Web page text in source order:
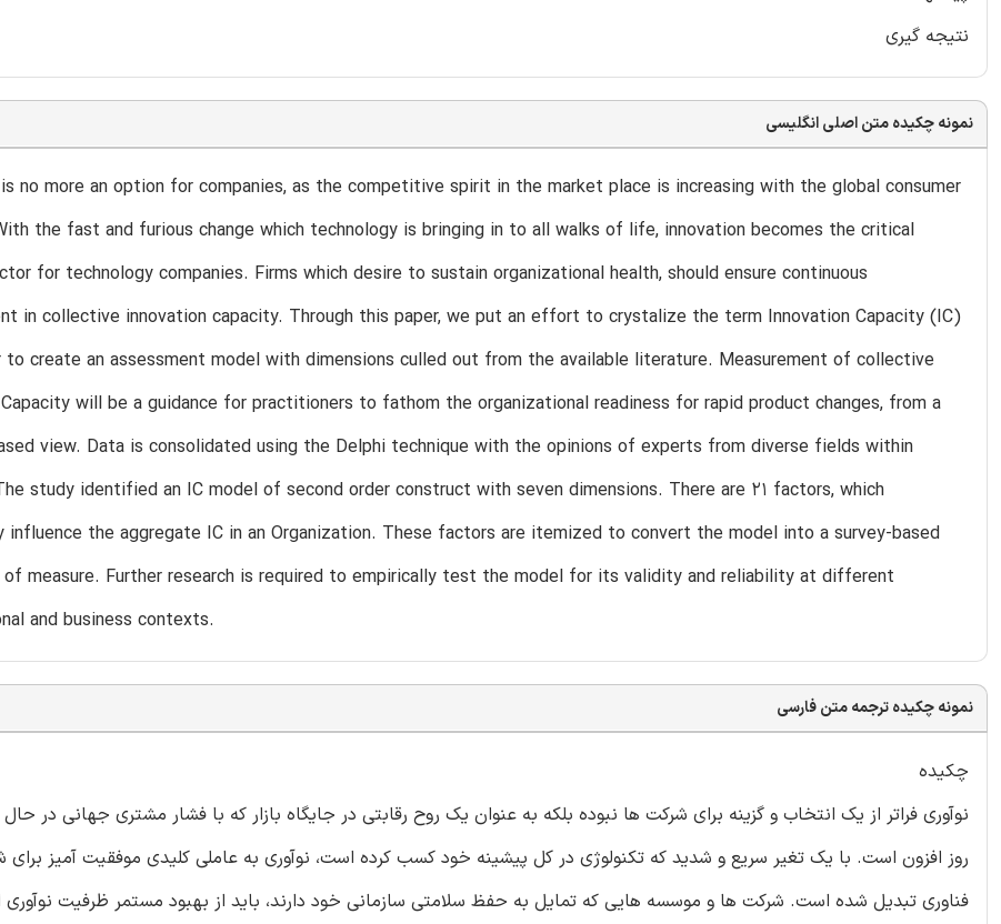
نتیجه گیری
نمونه چکیده متن اصلی انگلیسی
no more an option for companies, as the competitive spirit in the market place is increasing with the global consumer
the fast and furious change which technology is bringing in to all walks of life, innovation becomes the critical
for technology companies. Firms which desire to sustain organizational health, should ensure continuous
in collective innovation capacity. Through this paper, we put an effort to crystalize the term Innovation Capacity (IC)
to create an assessment model with dimensions culled out from the available literature. Measurement of collective
will be a guidance for practitioners to fathom the organizational readiness for rapid product changes, from a
view. Data is consolidated using the Delphi technique with the opinions of experts from diverse fields within
study identified an IC model of second order construct with seven dimensions. There are 21 factors, which
influence the aggregate IC in an Organization. These factors are itemized to convert the model into a survey-based
measure. Further research is required to empirically test the model for its validity and reliability at different
and business contexts.
نمونه چکیده ترجمه متن فارسی
چکیده
نوآوری فراتر از یک انتخاب و گزینه برای شرکت ها نبوده بلکه به عنوان یک روح رقابتی در جایگاه بازار که با فشار مشتری جهانی در
روز افزون است. با یک تغیر سریع و شدید که تکنولوژی در کل پیشینه خود کسب کرده است، نوآوری به عاملی کلیدی موفقیت آمیز
فناوری تبدیل شده است. شرکت ها و موسسه هایی که تمایل به حفظ سلامتی سازمانی خود دارند، باید از بهبود مستمر ظرفیت نوآوری